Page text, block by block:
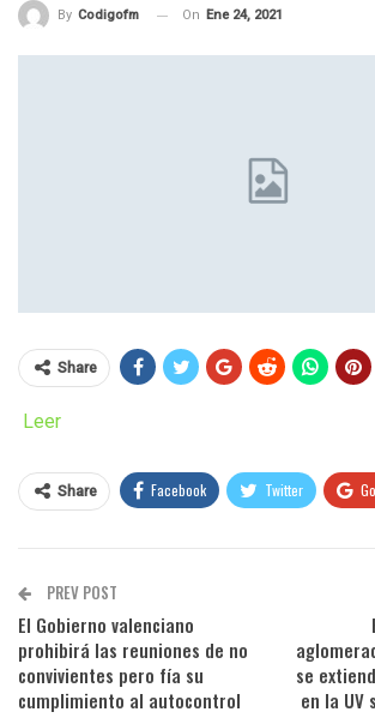
By Codigofm On Ene 24, 2021
Share
Leer
Share Facebook Twitter
PREV POST
El Gobierno valenciano
prohibirá las reuniones de no
convivientes pero fía su
cumplimiento al autocontrol
se
en la UV